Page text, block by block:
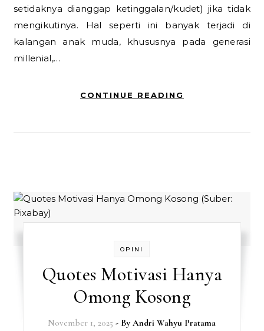
setidaknya dianggap ketinggalan/kudet) jika tidak
mengikutinya. Hal seperti ini banyak terjadi di
kalangan anak muda, khususnya pada generasi
millenial,…
CONTINUE READING
OPINI
Quotes Motivasi Hanya
Omong Kosong
November 1, 2025 - ByAndri Wahyu Pratama